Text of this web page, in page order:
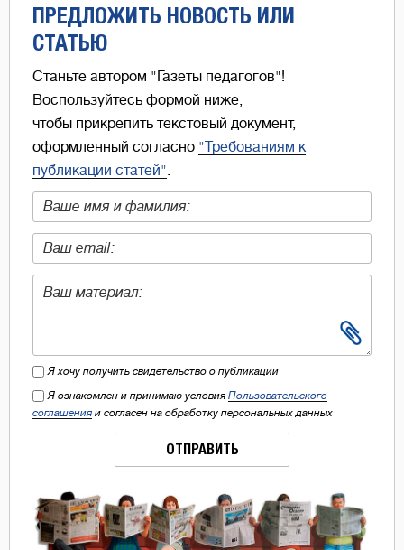
ПРЕДЛОЖИТЬ НОВОСТЬ ИЛИ
СТАТЬЮ
Станьте автором "Газеты педагогов"!
Воспользуйтесь формой ниже,
чтобы прикрепить текстовый документ,
оформленный согласно "Требованиям к
публикации статей"
Я хочу получить свидетельство о публикации
Я ознакомлен и принимаю условия Пользовательского
соглашения и согласен на обработку персональных данных
ОТПРАВИТЬ